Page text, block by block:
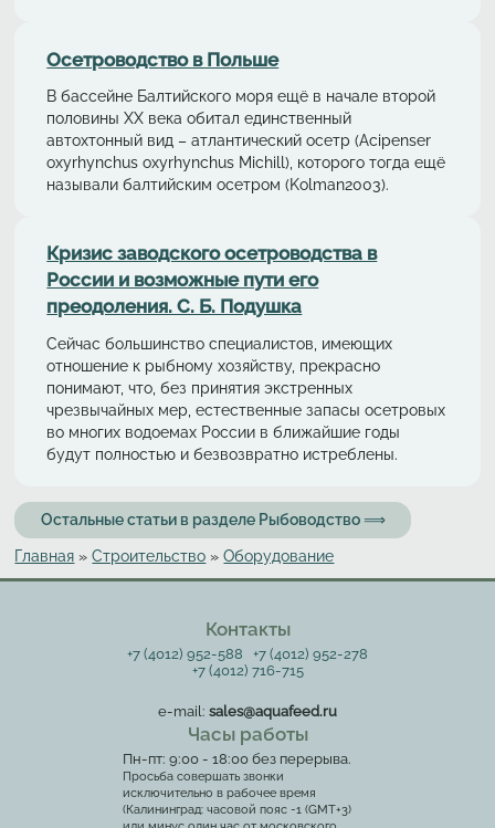
Осетрoводствo в Польше
В бассейне Балтийского моря ещё в начале второй
половины ХХ века обитал единственный
автохтонный вид – aтлaнтичеcкий осетр (Acipenser
oxyrhynchus oxyrhynchus Michill), которого тогда ещё
называли балтийским осетром (Kolman2003).
Кризис заводского осетроводства в
России и возможные пути его
преодоления. С. Б. Подушка
Сейчас большинство специалистов, имеющих
отношение к рыбному хозяйству, прекрасно
понимают, что, без принятия экстренных
чрезвычайных мер, естественные запасы осетровых
во многих водоемах России в ближайшие годы
будут полностью и безвозвратно истреблены.
Остальные статьи в разделе Рыбоводство ⟹
Вы здесь
Главная »Строительство »Оборудование
Контакты
+7 (4012) 952-588
+7 (4012) 952-278
+7 (4012) 716-715
e-mail: sales@aquafeed.ru
Часы работы
Пн-пт: 9:00 - 18:00 без перерыва.
Просьба совершать звонки
исключительно в рабочее время
(Калининград: часовой пояс -1 (GMT+3)